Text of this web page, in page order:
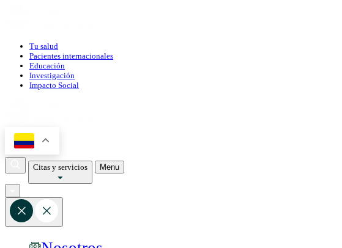
Tu salud
Pacientes internacionales
Educación
Investigación
Impacto Social
Citas y servicios Menu